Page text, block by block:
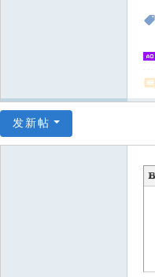
发新帖